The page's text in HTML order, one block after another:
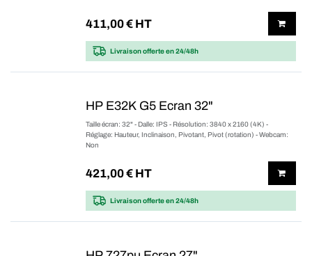
411,00€ HT
Livraison offerteen 24/48h
HP E32K G5 Ecran 32"
Taille écran: 32" - Dalle: IPS - Résolution: 3840 x 2160 (4K) -
Réglage: Hauteur, Inclinaison, Pivotant, Pivot (rotation) - Webcam:
Non
421,00€ HT
Livraison offerteen 24/48h